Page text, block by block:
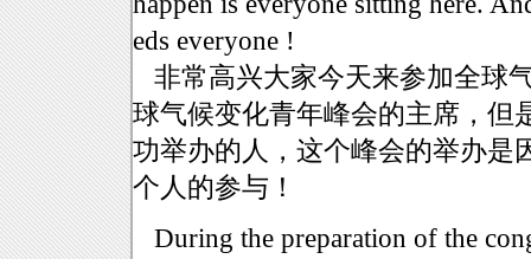
eds everyone !
非常高兴大家今天来参加全球
球气候变化青年峰会的主席，但
功举办的人，这个峰会的举办是
个人的参与！
During the preparation of the